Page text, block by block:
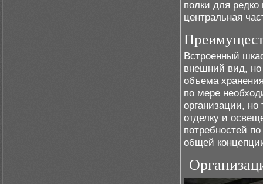
полки для
центральная
Встроенный
внешний вид, но
объема
по мере
организации,
отделку и
потребностей
общей